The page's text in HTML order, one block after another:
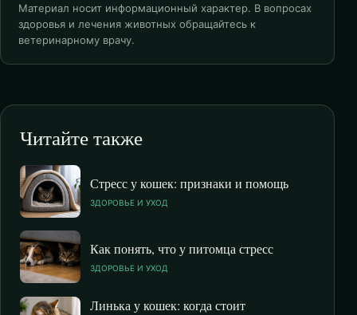
Материал носит информационный характер. В вопросах
здоровья и лечения животных обращайтесь к
ветеринарному врачу.
Читайте также
Стресс у кошек: признаки и помощь
ЗДОРОВЬЕ И УХОД
Как понять, что у питомца стресс
ЗДОРОВЬЕ И УХОД
Линька у кошек: когда стоит